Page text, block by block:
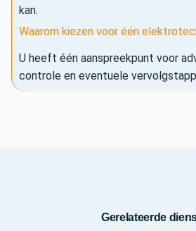
kan.
Waarom kiezen voor één
U heeft één aanspreekpunt voor
controle en eventuele
Gerelateerde